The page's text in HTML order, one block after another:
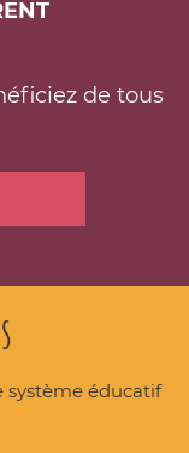
de tous
système éducatif